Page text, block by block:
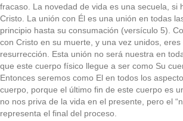
fracaso. La novedad de vida es una secuela, si
Cristo. La unión con Él es una unión en todas
principio hasta su consumación (versículo 5).
con Cristo en su muerte, y una vez unidos, eres
resurrección. Esta unión no será nuestra en
que este cuerpo físico llegue a ser como Su
Entonces seremos como El en todos los
cuerpo, porque el último fin de este cuerpo es
no nos priva de la vida en el presente, pero el
representa el final del proceso.